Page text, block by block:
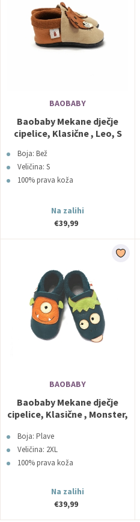
BAOBABY
Baobaby Mekane dječje
cipelice, Klasične , Leo, S
Boja: Bež
Veličina: S
100% prava koža
Na zalihi
€39,99
BAOBABY
Baobaby Mekane dječje
cipelice, Klasične , Monster,
Boja: Plave
Veličina: 2XL
100% prava koža
Na zalihi
€39,99